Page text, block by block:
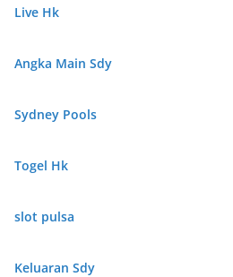
Live Hk
Angka Main Sdy
Sydney Pools
Togel Hk
slot pulsa
Keluaran Sdy